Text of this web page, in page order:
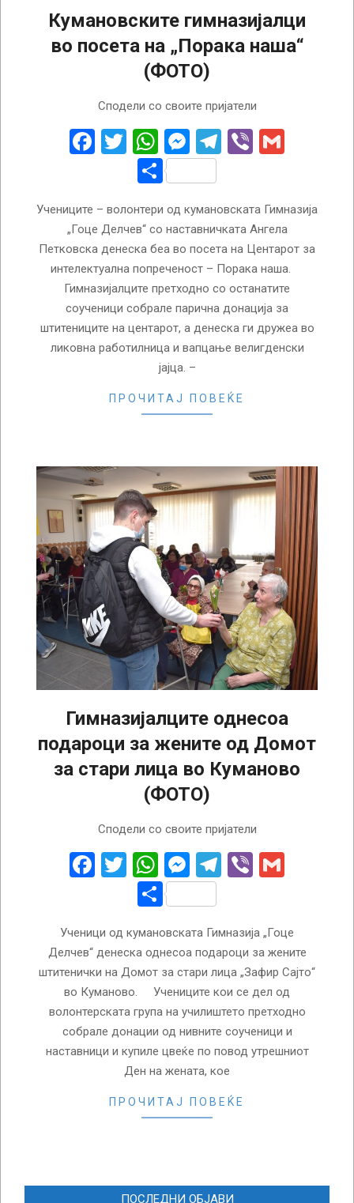
Кумановските гимназијалци
во посета на „Порака наша“
(ФОТО)
Сподели со своите пријатели
Facebook
Twitter
WhatsApp
Messenger
Telegram
Viber
Share
Учениците – волонтери од кумановската Гимназија
„Гоце Делчев“ со наставничката Ангела
Петковска денеска беа во посета на Центарот за
интелектуална попреченост – Порака наша.
Гимназијалците претходно со останатите
соученици собрале парична донација за
штитениците на центарот, а денеска ги дружеа во
ликовна работилница и вапцање велигденски
јајца. –
ПРОЧИТАЈ ПОВЕЌЕ
Гимназијалците однесоа
подароци за жените од Домот
за стари лица во Куманово
(ФОТО)
Сподели со своите пријатели
Facebook
TwitterWhatsApp
Messenger
Telegram
Viber
Share
Ученици од кумановската Гимназија „Гоце
Делчев“ денеска однесоа подароци за жените
штитенички на Домот за стари лица „Зафир Сајто“
во Куманово. Учениците кои се дел од
волонтерската група на училиштето претходно
собрале донации од нивните соученици и
наставници и купиле цвеќе по повод утрешниот
Ден на жената, кое
ПРОЧИТАЈ ПОВЕЌЕ
ПОСЛЕДНИ ОБЈАВИ